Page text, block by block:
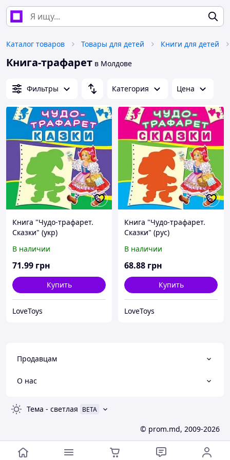
Каталог товаров Товары для детей Книги для детей
Книга-трафарет в Молдове
Фильтры Категория Цена
Книга "Чудо-трафарет.
Сказки" (укр)
В наличии
71.99 грн
Купить
LoveToys
Книга "Чудо-трафарет.
Сказки" (рус)
В наличии
68.88 грн
Купить
LoveToys
Продавцам
О нас
Тема - светлая BETA
© prom.md, 2009-2026